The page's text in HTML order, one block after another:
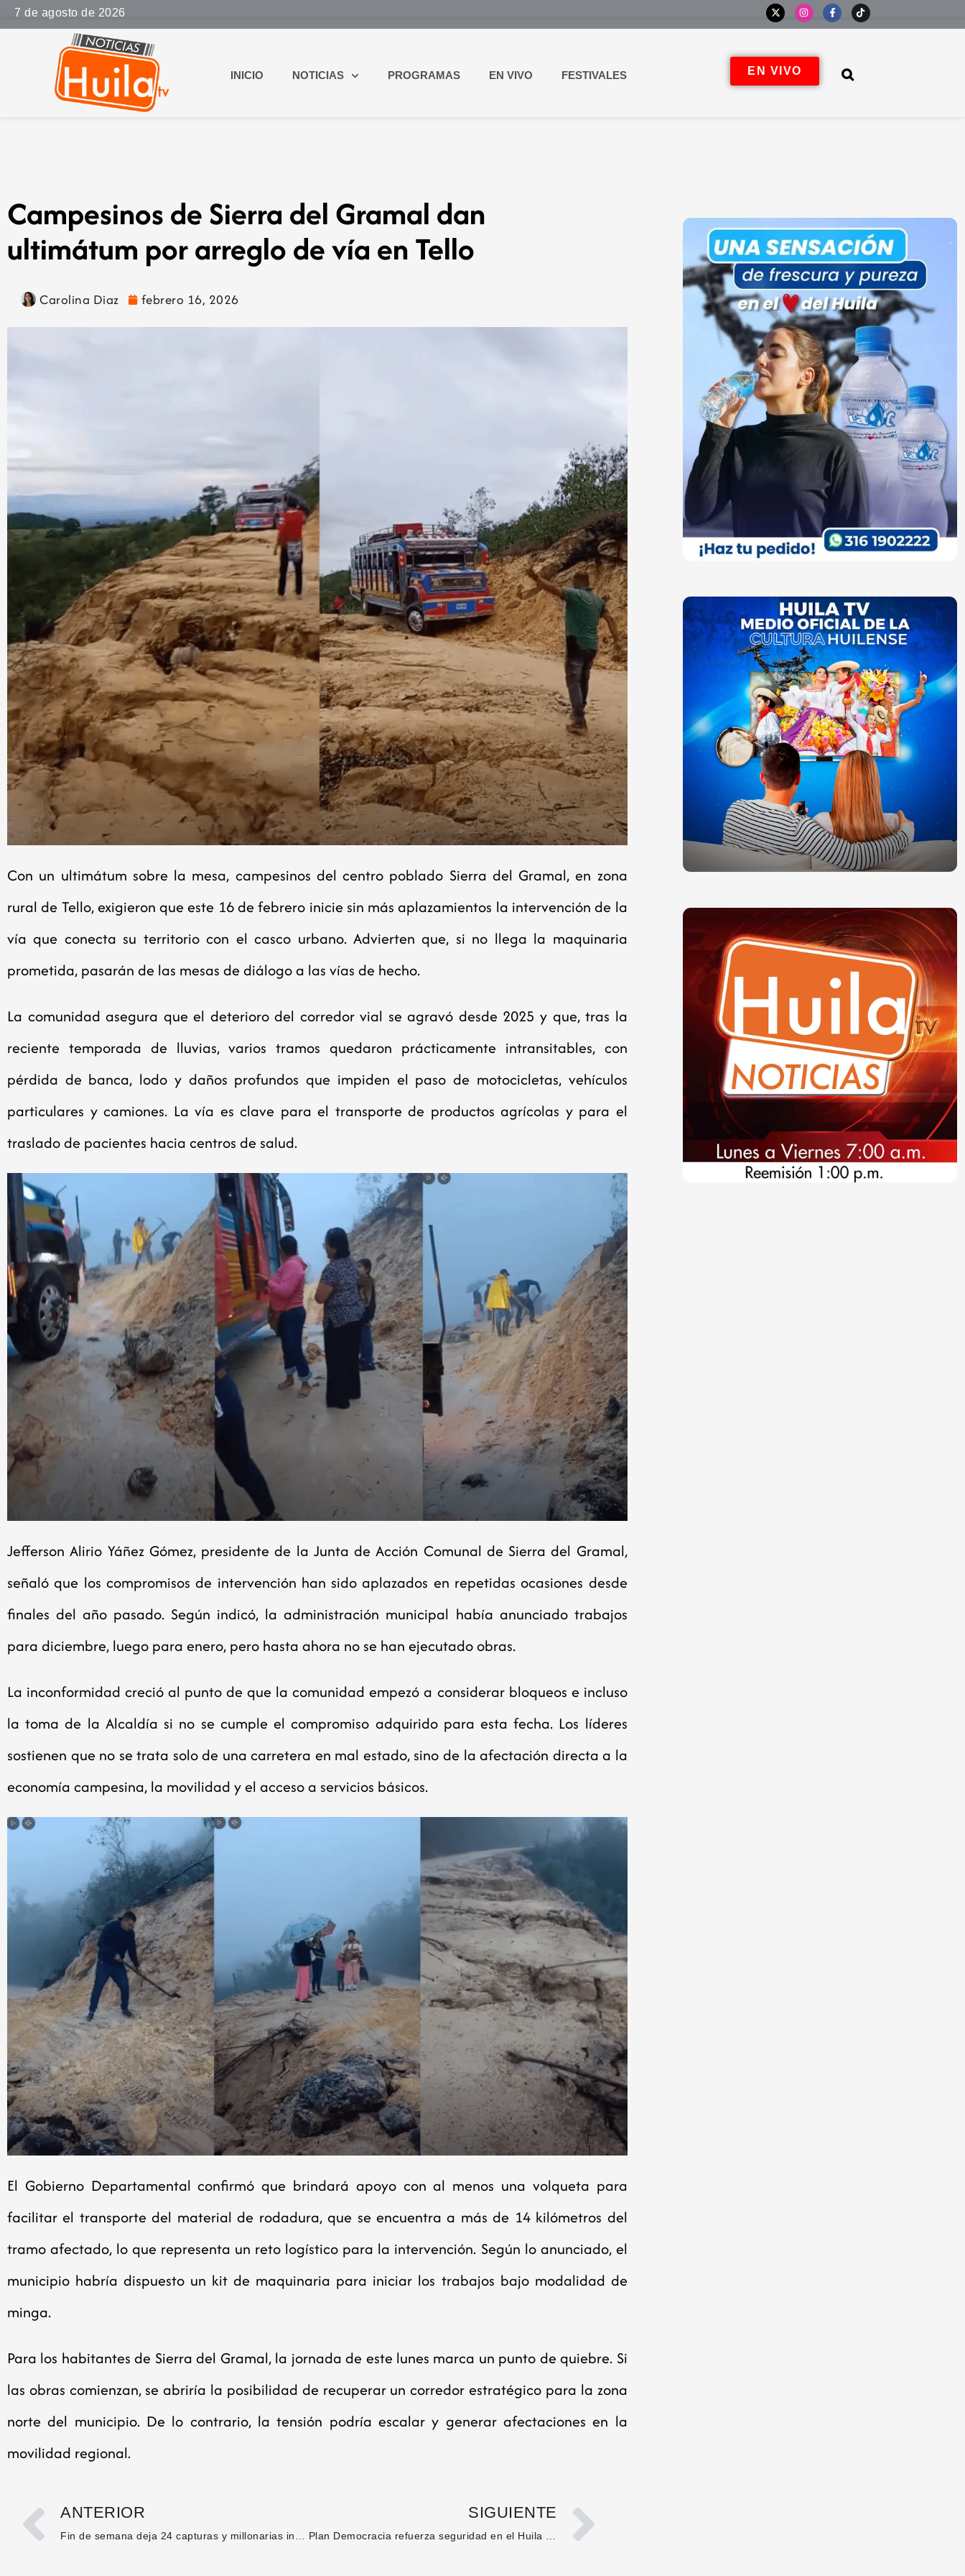
7 de agosto de 2026
INICIO NOTICIAS PROGRAMAS EN VIVO FESTIVALES EN VIVO
Campesinos de Sierra del Gramal dan
ultimátum por arreglo de vía en Tello
Carolina Diaz febrero 16, 2026
Con un ultimátum sobre la mesa, campesinos del centro poblado Sierra del Gramal, en zona
rural de Tello, exigieron que este 16 de febrero inicie sin más aplazamientos la intervención de la
vía que conecta su territorio con el casco urbano. Advierten que, si no llega la maquinaria
prometida, pasarán de las mesas de diálogo a las vías de hecho.
La comunidad asegura que el deterioro del corredor vial se agravó desde 2025 y que, tras la
reciente temporada de lluvias, varios tramos quedaron prácticamente intransitables, con
pérdida de banca, lodo y daños profundos que impiden el paso de motocicletas, vehículos
particulares y camiones. La vía es clave para el transporte de productos agrícolas y para el
traslado de pacientes hacia centros de salud.
Jefferson Alirio Yáñez Gómez, presidente de la Junta de Acción Comunal de Sierra del Gramal,
señaló que los compromisos de intervención han sido aplazados en repetidas ocasiones desde
finales del año pasado. Según indicó, la administración municipal había anunciado trabajos
para diciembre, luego para enero, pero hasta ahora no se han ejecutado obras.
La inconformidad creció al punto de que la comunidad empezó a considerar bloqueos e incluso
la toma de la Alcaldía si no se cumple el compromiso adquirido para esta fecha. Los líderes
sostienen que no se trata solo de una carretera en mal estado, sino de la afectación directa a la
economía campesina, la movilidad y el acceso a servicios básicos.
El Gobierno Departamental confirmó que brindará apoyo con al menos una volqueta para
facilitar el transporte del material de rodadura, que se encuentra a más de 14 kilómetros del
tramo afectado, lo que representa un reto logístico para la intervención. Según lo anunciado, el
municipio habría dispuesto un kit de maquinaria para iniciar los trabajos bajo modalidad de
minga.
Para los habitantes de Sierra del Gramal, la jornada de este lunes marca un punto de quiebre. Si
las obras comienzan, se abriría la posibilidad de recuperar un corredor estratégico para la zona
norte del municipio. De lo contrario, la tensión podría escalar y generar afectaciones en la
movilidad regional.
ANTERIOR SIGUIENTE